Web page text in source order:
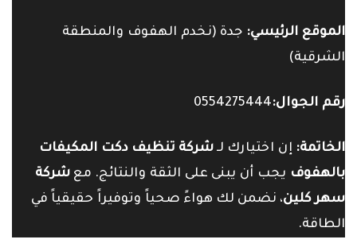
الموقع الرئيسي: جدة (نخدم الهفوف والمنطقة
الشرقية)
رقم الجوال:0554275444
الخاتمة: إن اختيارك لـ شركة تنظيف دكت المكيفات
بالهفوف يجب أن يبنى على الثقة والنتائج. مع شركة
سهر كلين، نضمن لك هواءً صحياً وتوفيراً حقيقياً في
الطاقة.